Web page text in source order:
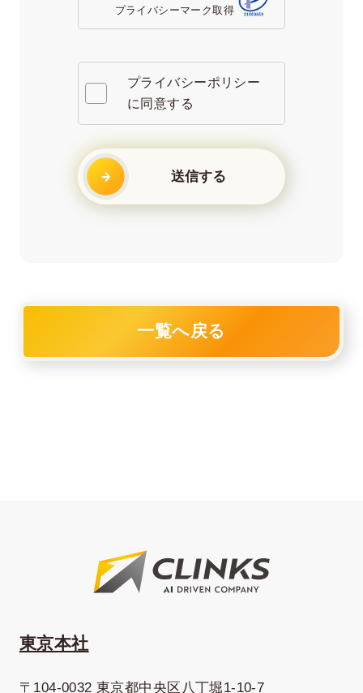
プライバシーマーク取得
プライバシーポリシー
に同意する
一覧へ戻る
東京本社
〒104-0032 東京都中央区八丁堀1-10-7